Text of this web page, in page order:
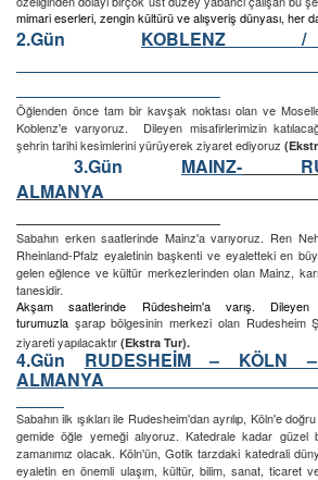
mimari eserleri, zengin kültürü ve alışveriş dünyası, her
2.Gün KOBLENZ /
Öğlenden önce tam bir kavşak noktası olan ve
Koblenz'e varıyoruz. Dileyen misafirlerimizin
şehrin tarihi kesimlerini yürüyerek ziyaret ediyoruz
3.Gün MAINZ-
Sabahın erken saatlerinde Mainz'a varıyoruz. Ren
Rheinland-Pfalz eyaletinin başkenti ve eyaletteki en
gelen eğlence ve kültür merkezlerinden olan Mainz,
tanesidir.
Akşam saatlerinde Rüdesheim'a varış. Dileyen
turumuzla şarap bölgesinin merkezi olan Rudesheim
ziyareti yapılacaktır (Ekstra Tur).
4.Gün RUDESHEİM – KÖLN
Sabahın ilk ışıkları ile Rudesheim'dan ayrılıp, Köln'e
gemide öğle yemeği alıyoruz. Katedrale kadar
zamanımız olacak. Köln'ün, Gotik tarzdaki katedrali
eyaletin en önemli ulaşım, kültür, bilim, sanat, ticaret